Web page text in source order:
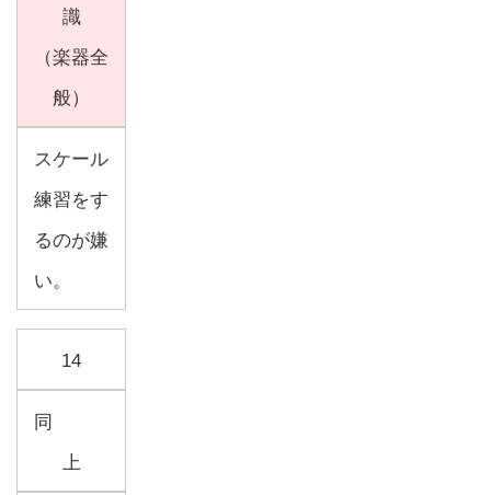
識
（楽器全
般）
スケール
練習をす
るのが嫌
い。
14
同
上